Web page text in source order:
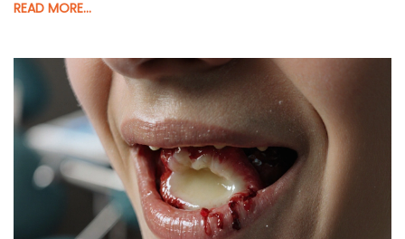
READ MORE...